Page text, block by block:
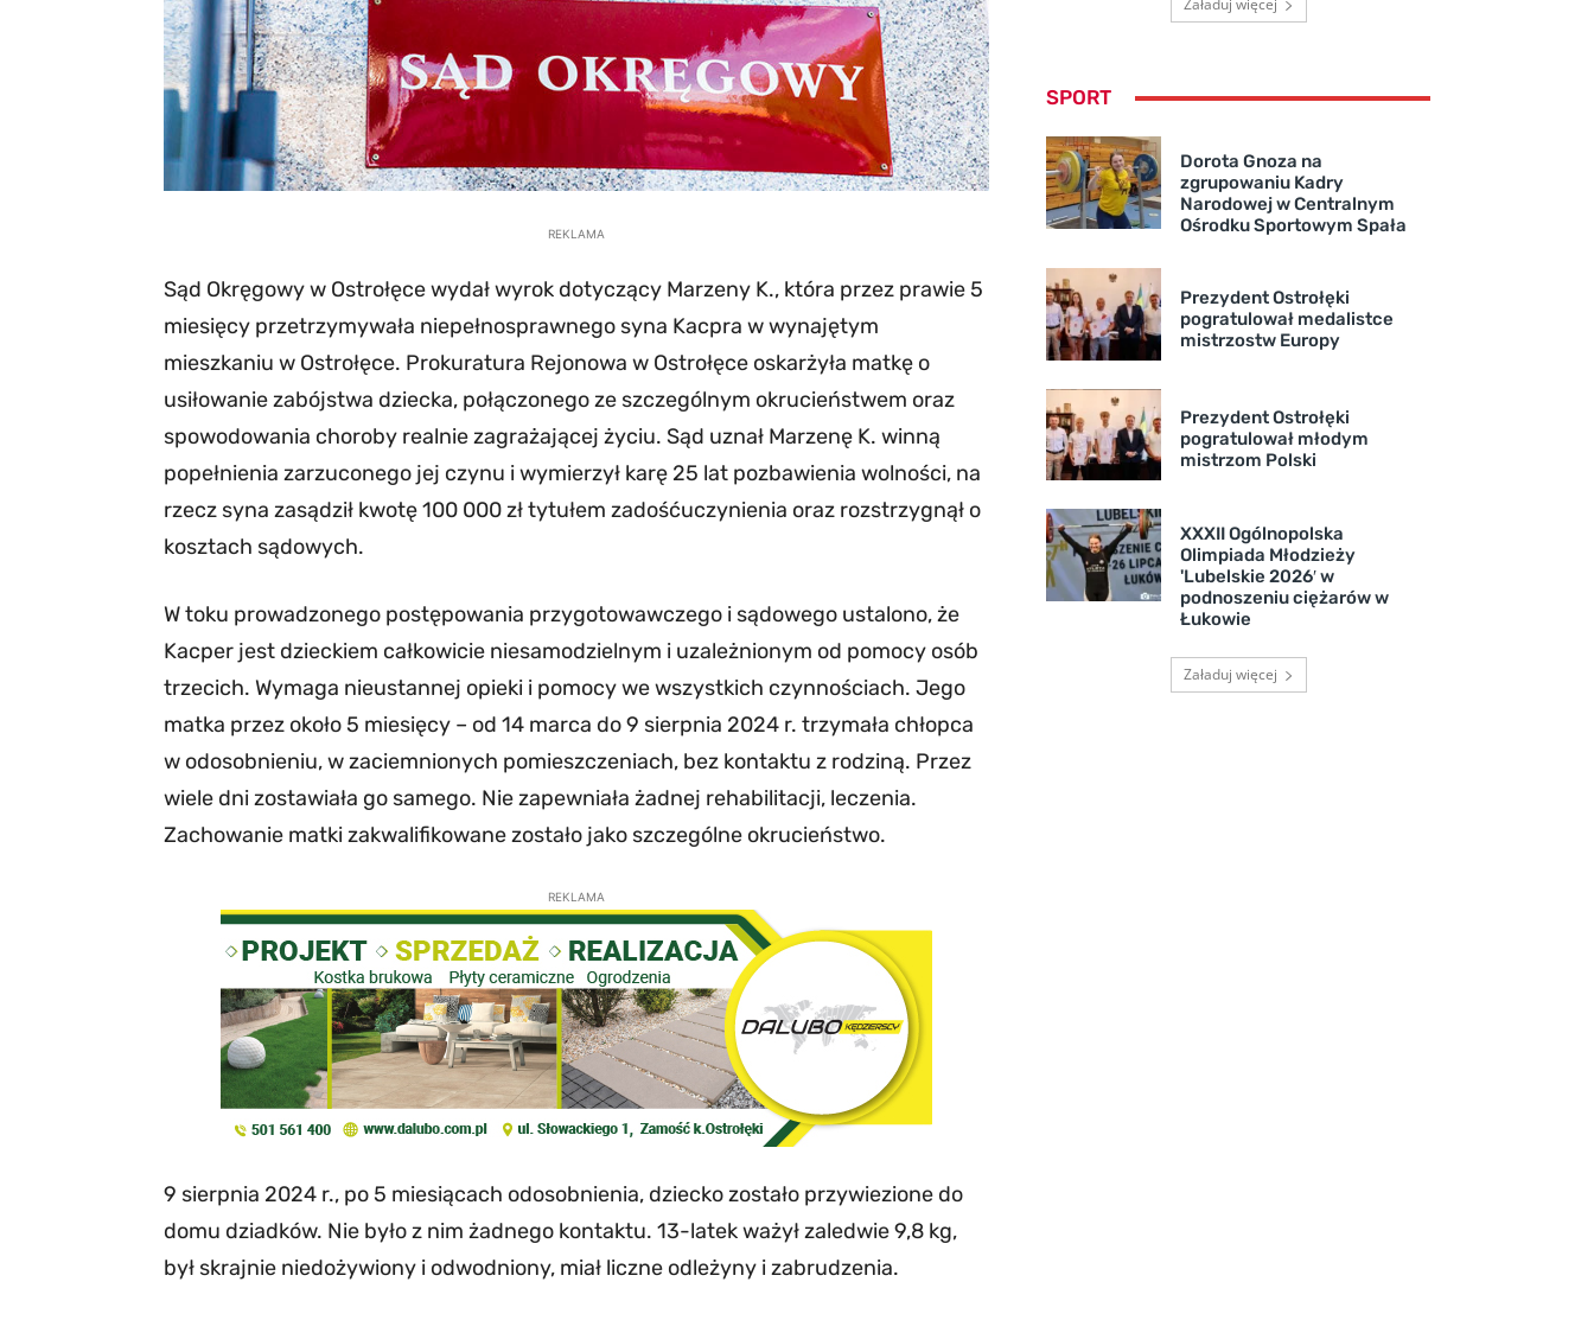
REKLAMA
Sąd Okręgowy w Ostrołęce wydał wyrok dotyczący Marzeny K., która przez prawie 5
miesięcy przetrzymywała niepełnosprawnego syna Kacpra w wynajętym
mieszkaniu w Ostrołęce. Prokuratura Rejonowa w Ostrołęce oskarżyła matkę o
usiłowanie zabójstwa dziecka, połączonego ze szczególnym okrucieństwem oraz
spowodowania choroby realnie zagrażającej życiu. Sąd uznał Marzenę K. winną
popełnienia zarzuconego jej czynu i wymierzył karę 25 lat pozbawienia wolności, na
rzecz syna zasądził kwotę 100 000 zł tytułem zadośćuczynienia oraz rozstrzygnął o
kosztach sądowych.
W toku prowadzonego postępowania przygotowawczego i sądowego ustalono, że
Kacper jest dzieckiem całkowicie niesamodzielnym i uzależnionym od pomocy osób
trzecich. Wymaga nieustannej opieki i pomocy we wszystkich czynnościach. Jego
matka przez około 5 miesięcy – od 14 marca do 9 sierpnia 2024 r. trzymała chłopca
w odosobnieniu, w zaciemnionych pomieszczeniach, bez kontaktu z rodziną. Przez
wiele dni zostawiała go samego. Nie zapewniała żadnej rehabilitacji, leczenia.
Zachowanie matki zakwalifikowane zostało jako szczególne okrucieństwo.
REKLAMA
9 sierpnia 2024 r., po 5 miesiącach odosobnienia, dziecko zostało przywiezione do
domu dziadków. Nie było z nim żadnego kontaktu. 13-latek ważył zaledwie 9,8 kg,
był skrajnie niedożywiony i odwodniony, miał liczne odleżyny i zabrudzenia.
Załaduj więcej
SPORT
Dorota Gnoza na
zgrupowaniu Kadry
Narodowej w Centralnym
Ośrodku Sportowym Spała
Prezydent Ostrołęki
pogratulował medalistce
mistrzostw Europy
Prezydent Ostrołęki
pogratulował młodym
mistrzom Polski
XXXII Ogólnopolska
Olimpiada Młodzieży
'Lubelskie 2026′ w
podnoszeniu ciężarów w
Łukowie
Załaduj więcej